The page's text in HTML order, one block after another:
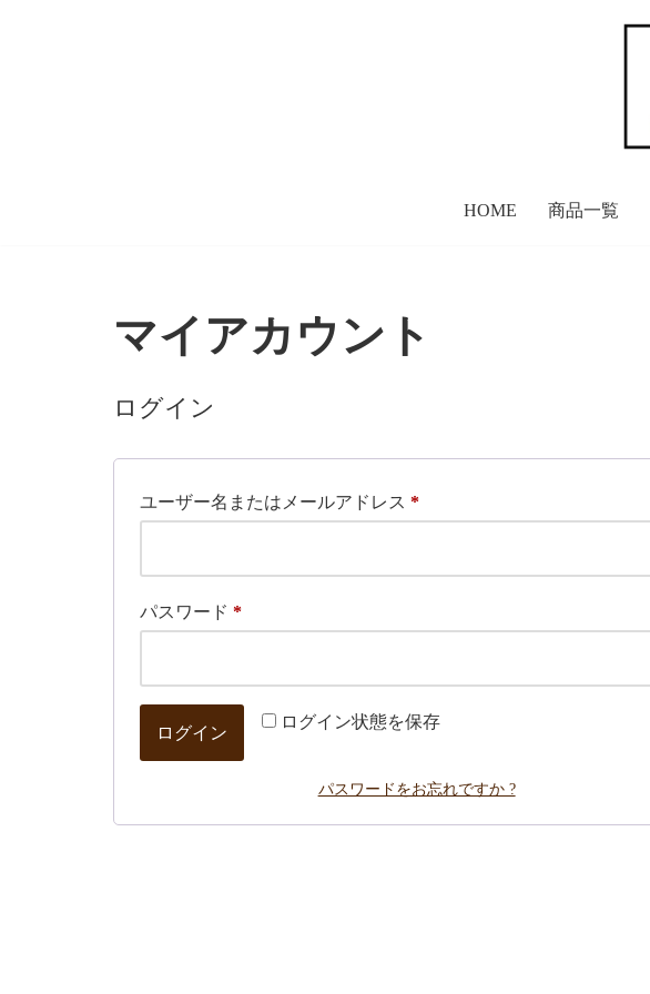
HOME 商品一覧
マイアカウント
ログイン
ユーザー名またはメールアドレス *
パスワード *
ログイン状態を保存
ログイン
パスワードをお忘れですか ?